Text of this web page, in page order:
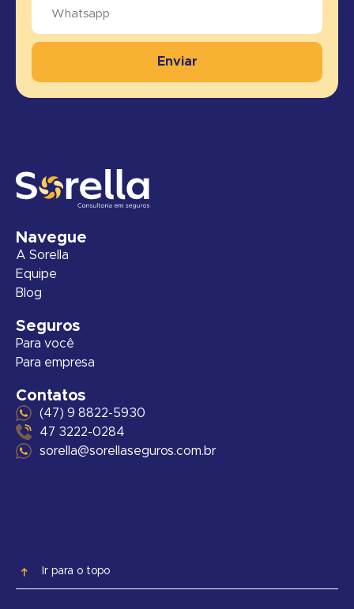
Enviar
Navegue
A Sorella
Equipe
Blog
Seguros
Para você
Para empresa
Contatos
(47) 9 8822-5930
47 3222-0284
sorella@sorellaseguros.com.br
Ir para o topo